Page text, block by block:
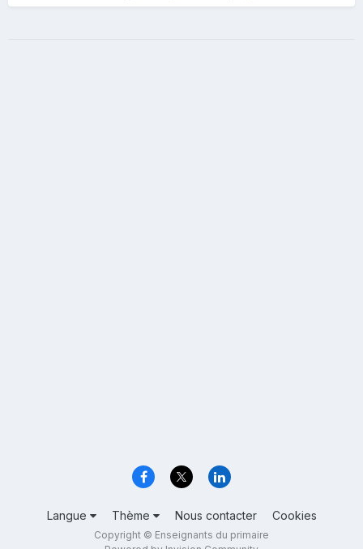
Langue Thème Nous contacter Cookies
Copyright © Enseignants du primaire